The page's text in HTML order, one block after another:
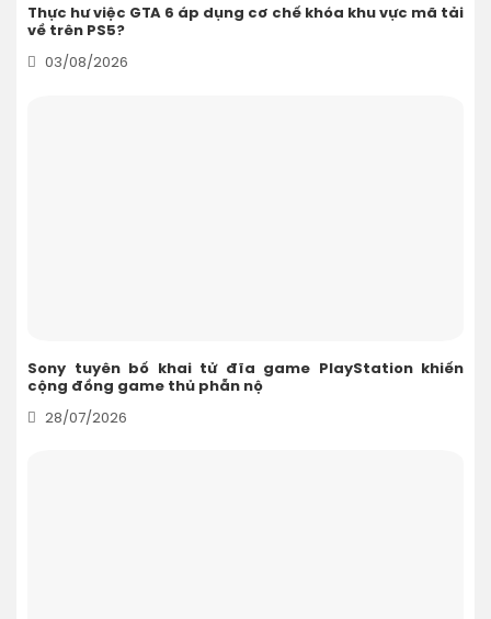
Thực hư việc GTA 6 áp dụng cơ chế khóa khu vực mã tải
về trên PS5?
03/08/2026
Sony tuyên bố khai tử đĩa game PlayStation khiến
cộng đồng game thủ phẫn nộ
28/07/2026